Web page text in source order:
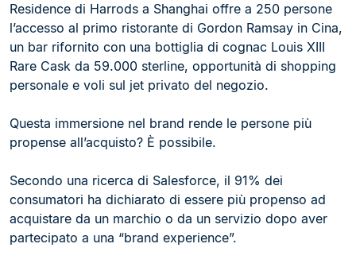
Residence di Harrods a Shanghai offre a 250 persone
l’accesso al primo ristorante di Gordon Ramsay in Cina,
un bar rifornito con una bottiglia di cognac Louis XIII
Rare Cask da 59.000 sterline, opportunità di shopping
personale e voli sul jet privato del negozio.
Questa immersione nel brand rende le persone più
propense all’acquisto? È possibile.
Secondo una ricerca di Salesforce, il 91% dei
consumatori ha dichiarato di essere più propenso ad
acquistare da un marchio o da un servizio dopo aver
partecipato a una “brand experience”.